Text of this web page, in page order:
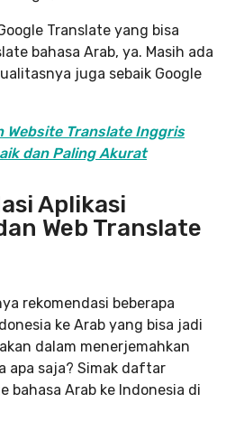
Translate yang bisa
bahasa Arab, ya. Masih ada
juga sebaik Google
Website Translate Inggris
dan Paling Akurat
Aplikasi
Web Translate
rekomendasi beberapa
ke Arab yang bisa jadi
dalam menerjemahkan
apa saja? Simak daftar
bahasa Arab ke Indonesia di